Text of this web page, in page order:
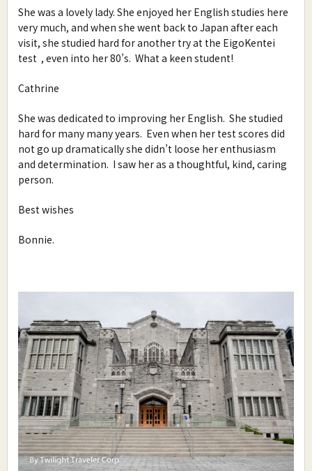
She was a lovely lady. She enjoyed her English studies here
very much, and when she went back to Japan after each
visit, she studied hard for another try at the EigoKentei
test , even into her 80’s. What a keen student!
Cathrine
She was dedicated to improving her English. She studied
hard for many many years. Even when her test scores did
not go up dramatically she didn’t loose her enthusiasm
and determination. I saw her as a thoughtful, kind, caring
person.
Best wishes
Bonnie.